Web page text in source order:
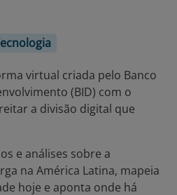
virtual criada pelo Banco
(BID) com o
a divisão digital que
e análises sobre a
na América Latina, mapeia
hoje e aponta onde há